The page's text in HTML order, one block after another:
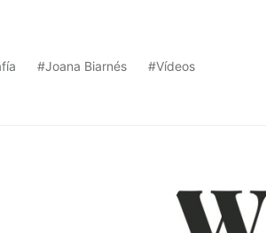
Joana Biarnés Vídeos